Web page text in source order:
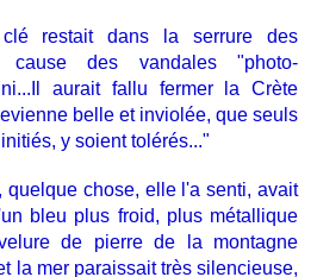
restait dans la serrure des
cause des vandales "photo-
aurait fallu fermer la Crète
belle et inviolée, que seuls
y soient tolérés..."
quelque chose, elle l'a senti, avait
bleu plus froid, plus métallique
de pierre de la montagne
la mer paraissait très silencieuse,